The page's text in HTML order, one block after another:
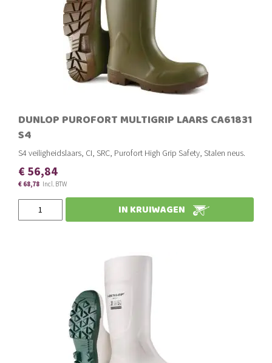
DUNLOP PUROFORT MULTIGRIP LAARS CA61831
S4
S4 veiligheidslaars, CI, SRC, Purofort High Grip Safety, Stalen neus.
€ 68,78
€ 56,84
IN KRUIWAGEN